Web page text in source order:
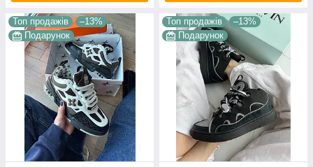
Топ продажів
–13%
Подарунок
Топ продажів
–13%
Подарунок